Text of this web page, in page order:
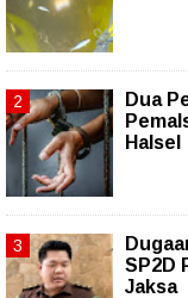
Dua
Halsel
SP2D
Jaksa